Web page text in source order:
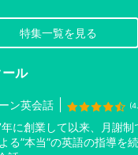
特集一覧を見る
ル
ン英会話
に創業して以来、月謝制
る”本当”の英語の指導を